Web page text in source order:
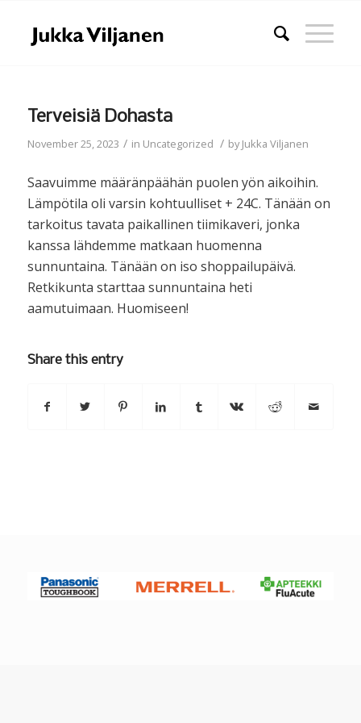
Terveisiä Dohasta
November 25, 2023 / in Uncategorized / byJukka Viljanen
Saavuimme määränpäähän puolen yön aikoihin.
Lämpötila oli varsin kohtuulliset + 24C. Tänään on
tarkoitus tavata paikallinen tiimikaveri, jonka
kanssa lähdemme matkaan huomenna
sunnuntaina. Tänään on iso shoppailupäivä.
Retkikunta starttaa sunnuntaina heti
aamutuimaan. Huomiseen!
Share this entry